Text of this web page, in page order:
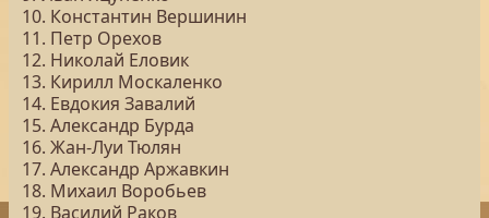
10. Константин Вершинин
11. Петр Орехов
12. Николай Еловик
13. Кирилл Москаленко
14. Евдокия Завалий
15. Александр Бурда
16. Жан-Луи Тюлян
17. Александр Аржавкин
18. Михаил Воробьев
19. Василий Раков